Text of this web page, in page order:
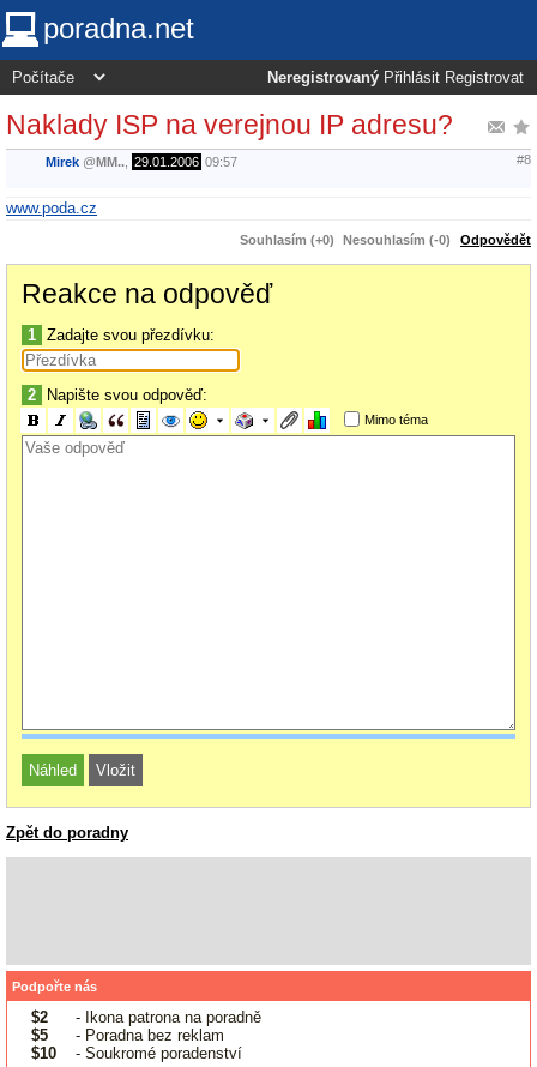
poradna.net
Neregistrovaný Přihlásit Registrovat
Naklady ISP na verejnou IP adresu?
Mirek @MM.. 29.01.2006 09:57 #8
www.poda.cz
Souhlasím (+0) Nesouhlasím (-0) Odpovědět
Reakce na odpověď
1 Zadajte svou přezdívku:
2 Napište svou odpověď:
Mimo téma
Zpět do poradny
Podpořte nás
$2
- Ikona patrona na poradně
$5
- Poradna bez reklam
$10
- Soukromé poradenství